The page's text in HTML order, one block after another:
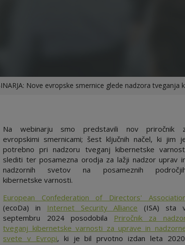
Nove evropske smernice glede nadzora
Na webinarju smo predstavili nov priročnik
evropskimi smernicami; šest ključnih načel, ki jim
potrebno pri nadzoru tveganj kibernetske
slediti ter posamezna orodja za lažji nadzor uprav
nadzornih svetov na posameznih
kibernetske varnosti.
European Confederation of Directors'
(ecoDa) in
Internet Security Alliance (ISA) sta
septembru 2024 posodobila Priročnik za
tveganj kibernetske varnosti za uprave in
svete v Evropi, ki je bil prvotno izdan leta